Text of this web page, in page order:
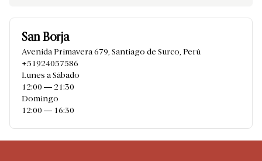
San Borja
Avenida Primavera 679, Santiago de Surco, Perú
+51924057586
Lunes a Sábado
12:00 ― 21:30
Domingo
12:00 ― 16:30